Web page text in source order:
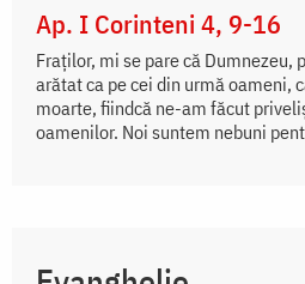
Ap. I Corinteni 4, 9-16
Fraților, mi se pare că Dumnezeu,
arătat ca pe cei din urmă oameni,
moarte, fiindcă ne-am făcut
oamenilor. Noi suntem nebuni